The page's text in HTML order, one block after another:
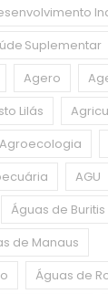
Suplementar
Agero
Lilás
Agroecologia
AGU
Águas de Buritis
de Manaus
Águas de